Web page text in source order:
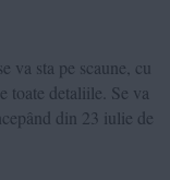
va sta pe scaune, cu
toate detaliile. Se va
din 23 iulie de